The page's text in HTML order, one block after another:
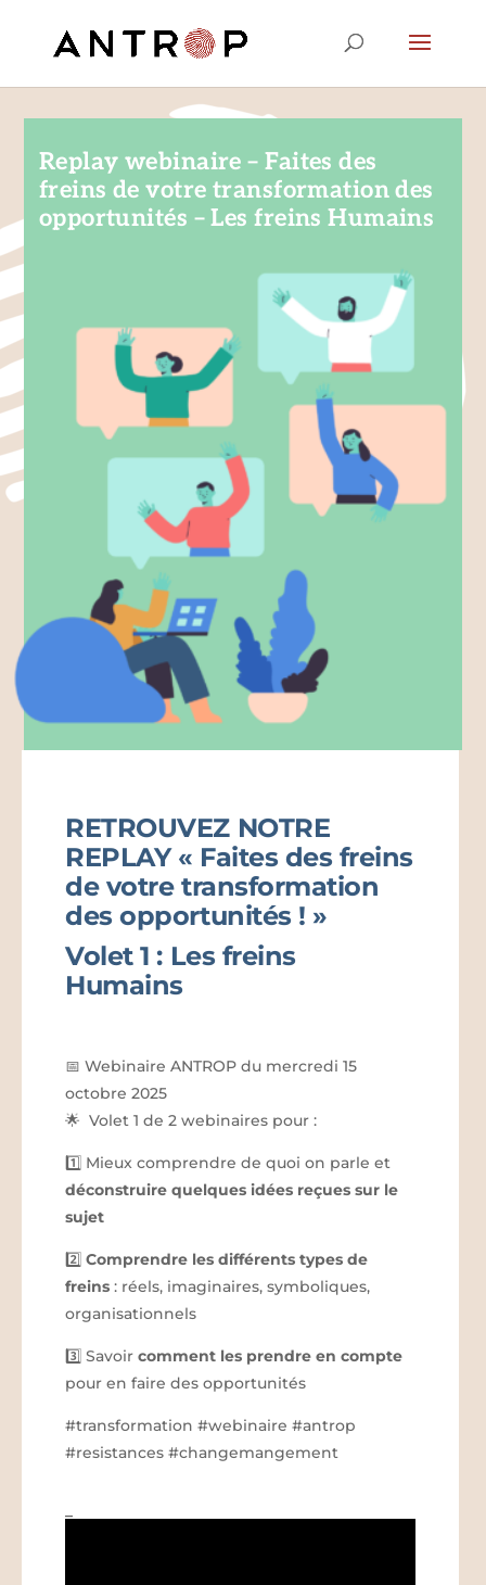
Replay webinaire – Faites des
freins de votre transformation des
opportunités – Les freins Humains
RETROUVEZ NOTRE
REPLAY « Faites des freins
de votre transformation
des opportunités ! »
Volet 1 : Les freins
Humains
📅 Webinaire ANTROP du mercredi 15
octobre 2025
🌟 Volet 1 de 2 webinaires pour :
1️⃣ Mieux comprendre de quoi on parle et
déconstruire quelques idées reçues sur le
sujet
2️⃣Comprendre les différents types de
freins : réels, imaginaires, symboliques,
organisationnels
3️⃣ Savoircomment les prendre en compte
pour en faire des opportunités
#transformation #webinaire #antrop
#resistances #changemangement